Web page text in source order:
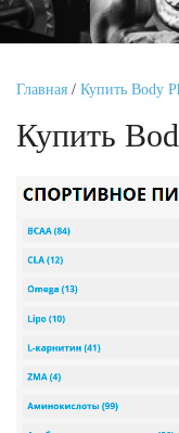
Главная / Купить Body
Купить